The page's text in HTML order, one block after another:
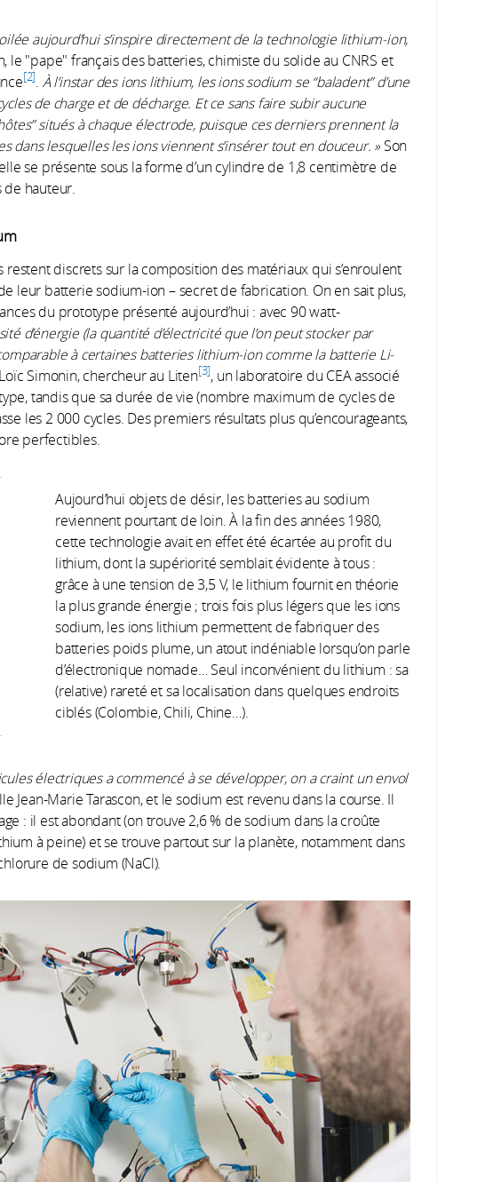
aujourd’hui s’inspire directement de la technologie lithium-ion,
le "pape" français des batteries, chimiste du solide au CNRS et
2 . À l’instar des ions lithium, les ions sodium se “baladent” d’une
de charge et de décharge. Et ce sans faire subir aucune
situés à chaque électrode, puisque ces derniers prennent la
dans lesquelles les ions viennent s’insérer tout en douceur. » Son
se présente sous la forme d’un cylindre de 1,8 centimètre de
de hauteur.
restent discrets sur la composition des matériaux qui s’enroulent
leur batterie sodium-ion – secret de fabrication. On en sait plus,
du prototype présenté aujourd’hui : avec 90 watt-
d’énergie (la quantité d’électricité que l’on peut stocker par
à certaines batteries lithium-ion comme la batterie Li-
Simonin, chercheur au Liten 3 , un laboratoire du CEA associé
tandis que sa durée de vie (nombre maximum de cycles de
les 2 000 cycles. Des premiers résultats plus qu’encourageants,
perfectibles.
Aujourd’hui objets de désir, les batteries au sodium
reviennent pourtant de loin. À la fin des années 1980,
cette technologie avait en effet été écartée au profit du
lithium, dont la supériorité semblait évidente à tous :
grâce à une tension de 3,5 V, le lithium fournit en théorie
la plus grande énergie ; trois fois plus légers que les ions
sodium, les ions lithium permettent de fabriquer des
batteries poids plume, un atout indéniable lorsqu’on parle
d’électronique nomade… Seul inconvénient du lithium : sa
(relative) rareté et sa localisation dans quelques endroits
ciblés (Colombie, Chili, Chine…).
électriques a commencé à se développer, on a craint un envol
Jean-Marie Tarascon, et le sodium est revenu dans la course. Il
: il est abondant (on trouve 2,6 % de sodium dans la croûte
à peine) et se trouve partout sur la planète, notamment dans
de sodium (NaCl).